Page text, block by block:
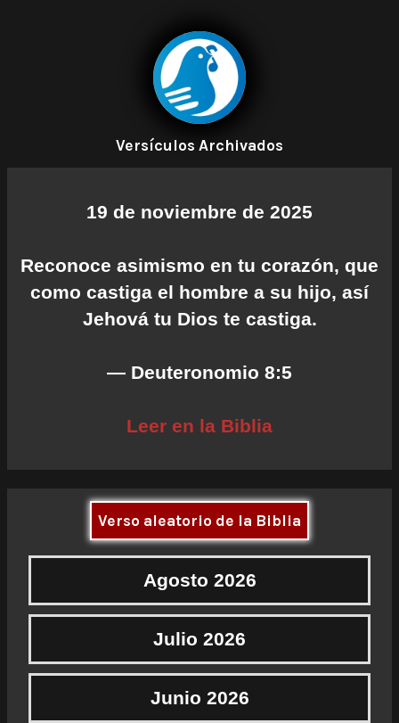
Versículos Archivados
19 de noviembre de 2025
Reconoce asimismo en tu corazón, que
como castiga el hombre a su hijo, así
Jehová tu Dios te castiga.
— Deuteronomio 8:5
Leer en la Biblia
Verso aleatorio de la Biblia
Agosto 2026
Julio 2026
Junio 2026